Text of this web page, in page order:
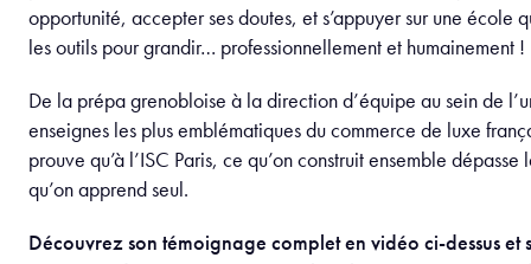
opportunité, accepter ses doutes, et s’appuyer sur une école
les outils pour grandir… professionnellement et humainement !
De la prépa grenobloise à la direction d’équipe au sein de
enseignes les plus emblématiques du commerce de luxe
prouve qu’à l’ISC Paris, ce qu’on construit ensemble
qu’on apprend seul.
Découvrez son témoignage complet en vidéo ci-dessus et